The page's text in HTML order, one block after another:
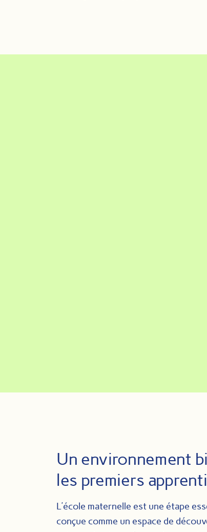
Un environnement
les premiers
L’école maternelle est une étape
conçue comme un espace de